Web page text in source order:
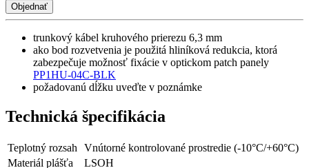
Objednať
trunkový kábel kruhového prierezu 6,3 mm
ako bod rozvetvenia je použitá hliníková redukcia, ktorá
zabezpečuje možnosť fixácie v optickom patch panely
PP1HU-04C-BLK
požadovanú dĺžku uveďte v poznámke
Technická špecifikácia
Teplotný rozsah
Vnútorné kontrolované prostredie (-10°C/+60°C)
Materiál plášťa
LSOH